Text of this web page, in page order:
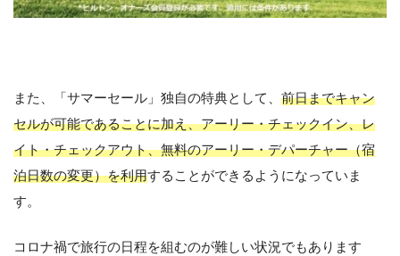
また、「サマーセール」独自の特典として、 前日までキャン
セルが可能であることに加え、アーリー・チェックイン、レ
イト・チェックアウト、無料のアーリー・デパーチャー（宿
泊日数の変更）を利用することができるようになっていま
す。
コロナ禍で旅行の日程を組むのが難しい状況でもあります